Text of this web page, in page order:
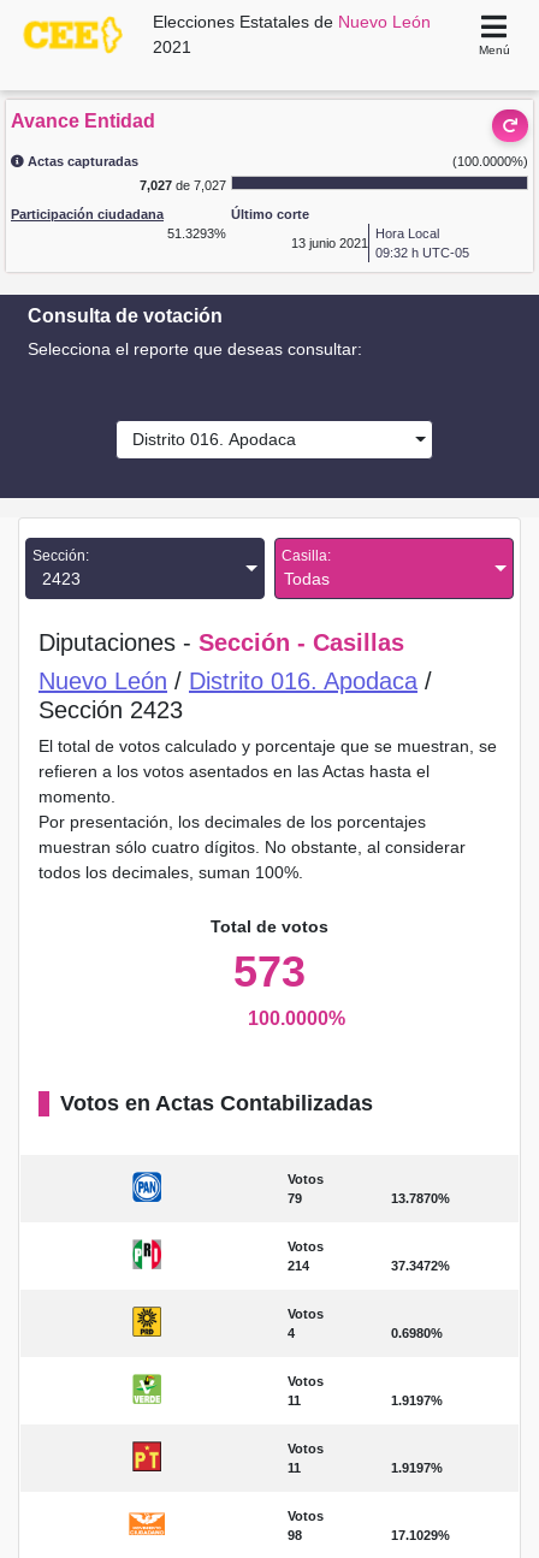
Elecciones Estatales de Nuevo León
2021
Menú
Avance Entidad
Actas capturadas
(100.0000%)
7,027de 7,027
Participación ciudadana
51.3293%
Último corte
13 junio 2021
Hora Local
09:32 h UTC-05
Consulta de votación
Selecciona el reporte que deseas consultar:
Distrito 016. Apodaca
Sección:
2423
Casilla:
Todas
Diputaciones - Sección - Casillas
Nuevo León / Distrito 016. Apodaca /
Sección 2423
El total de votos calculado y porcentaje que se muestran, se
refieren a los votos asentados en las Actas hasta el
momento.
Por presentación, los decimales de los porcentajes
muestran sólo cuatro dígitos. No obstante, al considerar
todos los decimales, suman 100%.
Total de votos
573
100.0000%
Votos en Actas Contabilizadas
Votos
79
13.7870%
Votos
214
37.3472%
Votos
4
0.6980%
Votos
11
1.9197%
Votos
11
1.9197%
Votos
98
17.1029%